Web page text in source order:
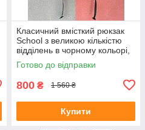
Класичний вмісткий рюкзак
School з великою кількістю
відділень в чорному кольорі,
30л
Готово до відправки
800 ₴ 1 560 ₴
Купити